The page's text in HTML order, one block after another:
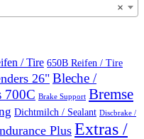
×
/ Tire 650B Reifen / Tire
26" Bleche /
700C Brake Support Bremse
Dichtmilch / Sealant Discbrake /
Plus Extras /